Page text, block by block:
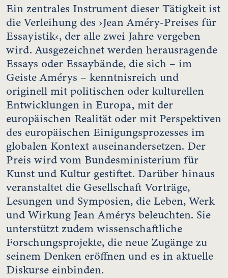
Ein zentrales Instrument dieser Tätigkeit ist
die Verleihung des ›Jean Améry-Preises für
Essayistik‹, der alle zwei Jahre vergeben
wird. Ausgezeichnet werden herausragende
Essays oder Essaybände, die sich – im
Geiste Amérys – kenntnisreich und
originell mit politischen oder kulturellen
Entwicklungen in Europa, mit der
europäischen Realität oder mit Perspektiven
des europäischen Einigungsprozesses im
globalen Kontext auseinandersetzen. Der
Preis wird vom Bundesministerium für
Kunst und Kultur gestiftet. Darüber hinaus
veranstaltet die Gesellschaft Vorträge,
Lesungen und Symposien, die Leben, Werk
und Wirkung Jean Amérys beleuchten. Sie
unterstützt zudem wissenschaftliche
Forschungsprojekte, die neue Zugänge zu
seinem Denken eröffnen und es in aktuelle
Diskurse einbinden.